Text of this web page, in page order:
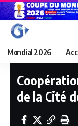
Mondial 2026
PRÉSIDENCE
de la Cité